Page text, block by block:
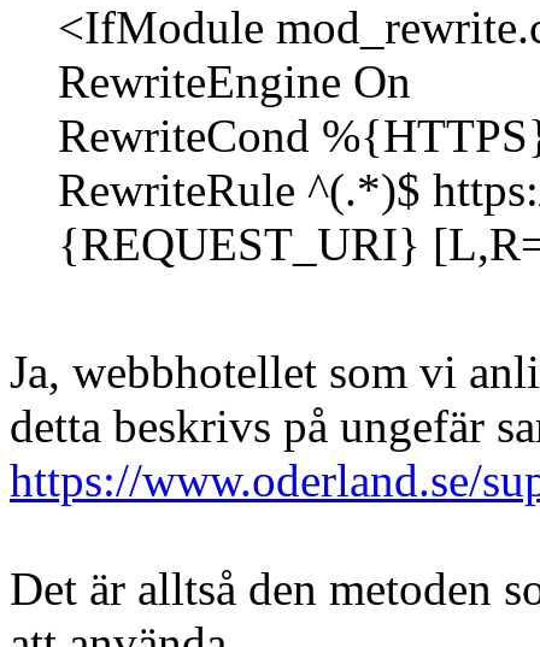
<IfModule
RewriteEngine On
RewriteCond
RewriteRule ^(.*)$
{REQUEST_URI}
Ja, webbhotellet som vi
detta beskrivs på ungefär
https://www.oderland.se/
Det är alltså den metoden